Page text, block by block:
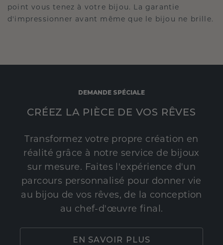
point vous tenez à votre bijou. La garantie
d'impressionner avant même que le bijou ne brille.
DEMANDE SPÉCIALE
CRÉEZ LA PIÈCE DE VOS RÊVES
Transformez votre propre création en
réalité grâce à notre service de bijoux
sur mesure. Faites l'expérience d'un
parcours personnalisé pour donner vie
au bijou de vos rêves, de la conception
au chef-d'œuvre final.
EN SAVOIR PLUS